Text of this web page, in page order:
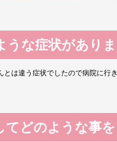
うな症状があり
は違う症状でしたので病院に行き
てどのような事